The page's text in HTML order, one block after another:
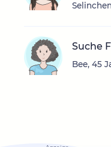
Suche
Bee, 45